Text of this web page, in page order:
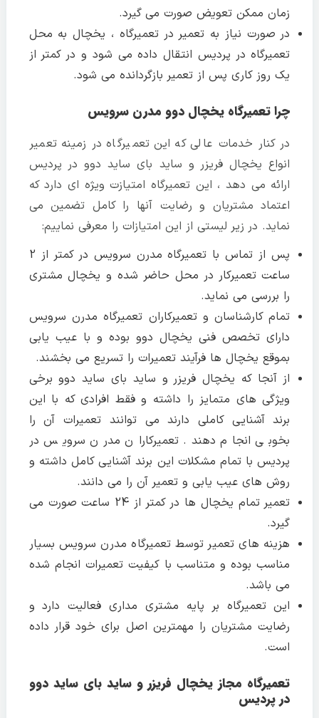
زمان ممکن تعویض صورت می گیرد.
در صورت نیاز به تعمیر در تعمیرگاه ، یخچال به محل
تعمیرگاه در پردیس انتقال داده می شود و در کمتر از
یک روز کاری پس از تعمیر بازگردانده می شود.
چرا تعمیرگاه یخچال دوو مدرن سرویس
در کنار خدمات عالی که این تعمیرگاه در زمینه تعمیر
انواع یخچال فریزر و ساید بای ساید دوو در پردیس
ارائه می دهد ، این تعمیرگاه امتیازت ویژه ای دارد که
اعتماد مشتریان و رضایت آنها را کامل تضمین می
نماید. در زیر لیستی از این امتیازات را معرفی نماییم:
پس از تماس با تعمیرگاه مدرن سرویس در کمتر از 2
ساعت تعمیرکار در محل حاضر شده و یخچال مشتری
را بررسی می نماید.
تمام کارشناسان و تعمیرکاران تعمیرگاه مدرن سرویس
دارای تخصص فنی یخچال دوو بوده و با عیب یابی
بموقع یخچال ها فرآیند تعمیرات را تسریع می بخشند.
از آنجا که یخچال فریزر و ساید بای ساید دوو برخی
ویژگی های متمایز را داشته و فقط افرادی که با این
برند آشنایی کاملی دارند می توانند تعمیرات آن را
بخوبی انجام دهند. تعمیرکاران مدرن سرویس در
پردیس با تمام مشکلات این برند آشنایی کامل داشته و
روش های عیب یابی و تعمیر آن را می دانند.
تعمیر تمام یخچال ها در کمتر از 24 ساعت صورت می
گیرد.
هزینه های تعمیر توسط تعمیرگاه مدرن سرویس بسیار
مناسب بوده و متناسب با کیفیت تعمیرات انجام شده
می باشد.
این تعمیرگاه بر پایه مشتری مداری فعالیت دارد و
رضایت مشتریان را مهمترین اصل برای خود قرار داده
است.
تعمیرگاه مجاز یخچال فریزر و ساید بای ساید دوو
در پردیس